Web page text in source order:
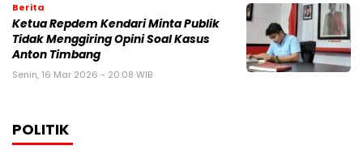
Berita
Ketua Repdem Kendari Minta Publik
Tidak Menggiring Opini Soal Kasus
Anton Timbang
Senin, 16 Mar 2026 - 20:08 WIB
POLITIK